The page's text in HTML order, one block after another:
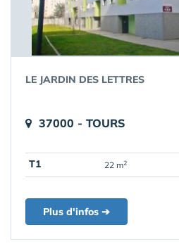
LE JARDIN DES LETTRES
37000 - TOURS
T1 22 m2
Plus d'infos ➔